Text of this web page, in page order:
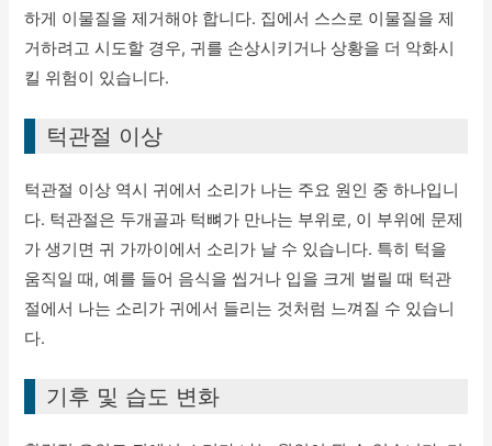
하게 이물질을 제거해야 합니다. 집에서 스스로 이물질을 제
거하려고 시도할 경우, 귀를 손상시키거나 상황을 더 악화시
킬 위험이 있습니다.
턱관절 이상
턱관절 이상 역시 귀에서 소리가 나는 주요 원인 중 하나입니
다. 턱관절은 두개골과 턱뼈가 만나는 부위로, 이 부위에 문제
가 생기면 귀 가까이에서 소리가 날 수 있습니다. 특히 턱을
움직일 때, 예를 들어 음식을 씹거나 입을 크게 벌릴 때 턱관
절에서 나는 소리가 귀에서 들리는 것처럼 느껴질 수 있습니
다.
기후 및 습도 변화